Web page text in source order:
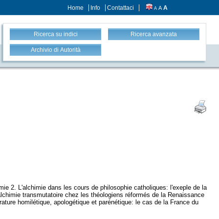
Home Info Contattaci A A A
Ricerca su indici Ricerca avanzata
Archivio di Autorità